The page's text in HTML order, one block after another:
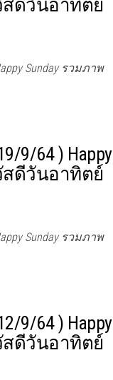
สดีวันอาทิตย์
Sunday รวมภาพ
9/64 ) Happy
สดีวันอาทิตย์
Sunday รวมภาพ
9/64 ) Happy
สดีวันอาทิตย์